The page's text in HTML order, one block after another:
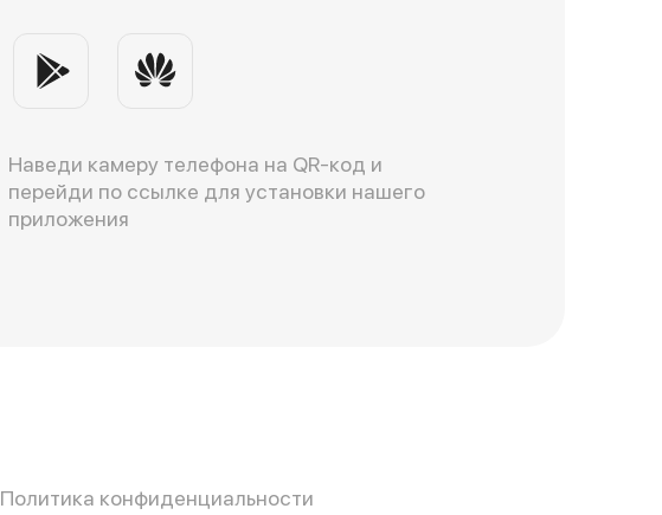
Наведи камеру телефона на QR-код и
перейди по ссылке для установки нашего
приложения
Политика конфиденциальности